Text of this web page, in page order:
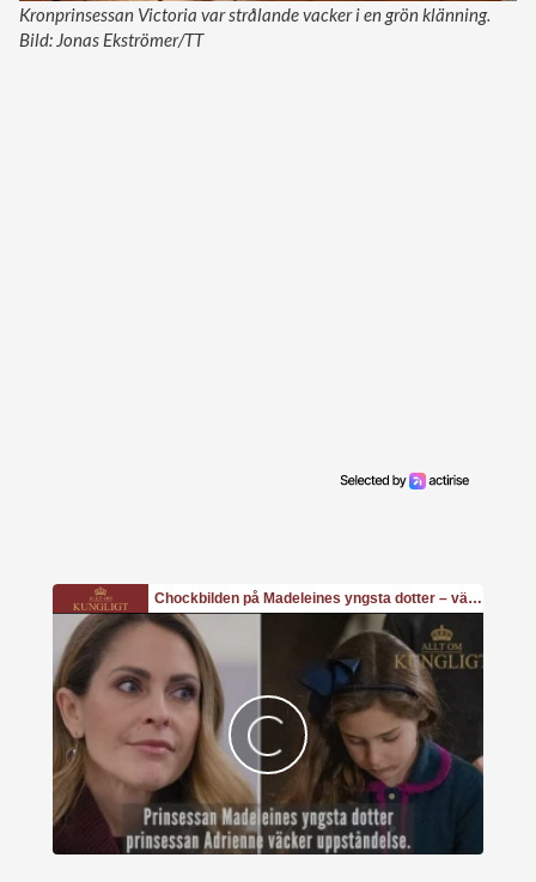
Kronprinsessan Victoria var strålande vacker i en grön klänning.
Bild: Jonas Ekströmer/TT